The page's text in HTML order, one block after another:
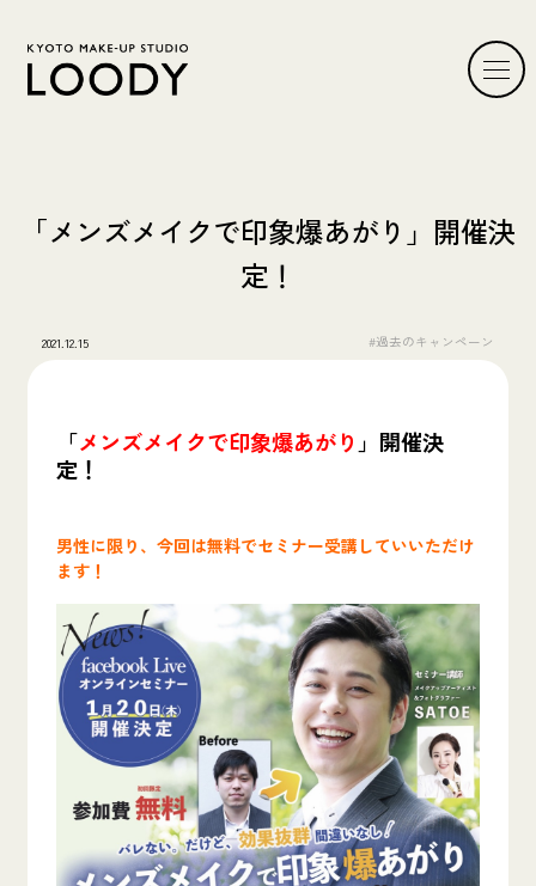
「メンズメイクで印象爆あがり」開催決
定！
2021.12.15 #過去のキャンペーン
「メンズメイクで印象爆あがり 」開催決
定！
男性に限り、今回は無料でセミナー受講していいただけ
ます！